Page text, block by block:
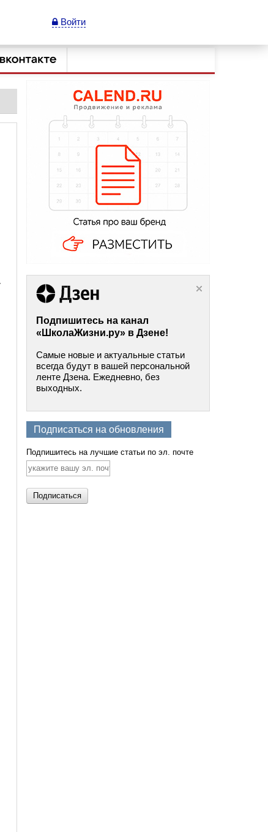
Войти
Подпишитесь на канал
«ШколаЖизни.ру» в Дзене!
Самые новые и актуальные статьи
всегда будут в вашей персональной
ленте Дзена. Ежедневно, без
выходных.
Подписаться на обновления
Подпишитесь на лучшие статьи по эл. почте